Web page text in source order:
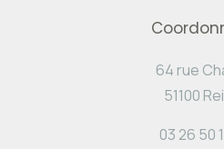
64 rue
51100
03 26 50